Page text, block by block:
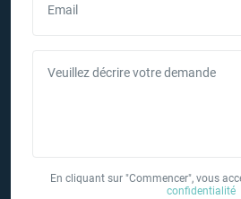
Email
Veuillez décrire votre demande
En cliquant sur "Commencer", vous
confidentialité